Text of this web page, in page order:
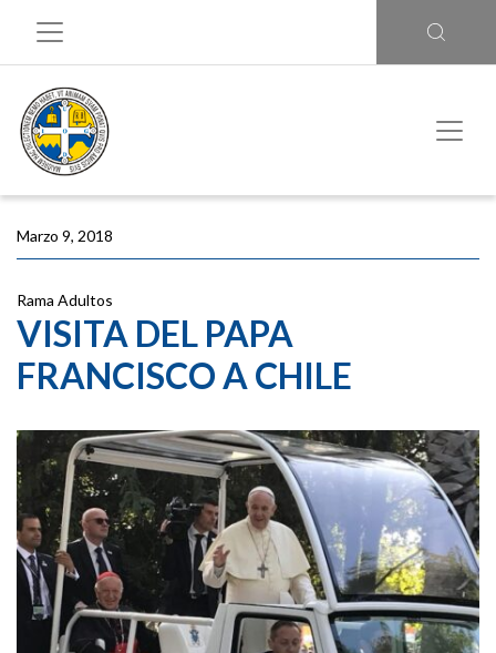
Marzo 9, 2018
Rama Adultos
VISITA DEL PAPA
FRANCISCO A CHILE